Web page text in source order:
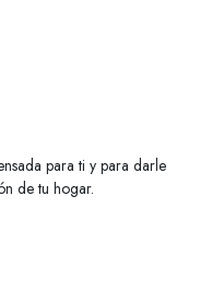
para ti y para darle
de tu hogar.